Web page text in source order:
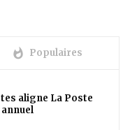
whatshot Populaires
aligne La Poste